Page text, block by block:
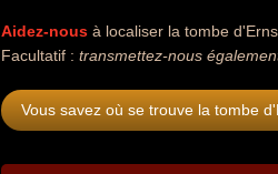
Aidez-nous à localiser la tombe
Facultatif : transmettez-nous
Vous savez où se trouve la tombe